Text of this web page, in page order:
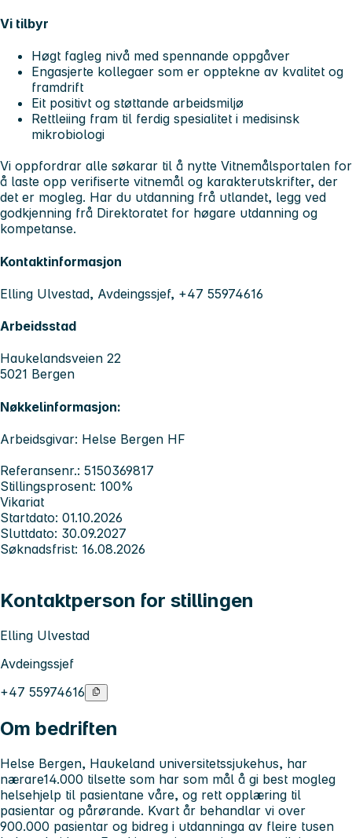
Vi tilbyr
Høgt fagleg nivå med spennande oppgåver
Engasjerte kollegaer som er opptekne av kvalitet og
framdrift
Eit positivt og støttande arbeidsmiljø
Rettleiing fram til ferdig spesialitet i medisinsk
mikrobiologi
Vi oppfordrar alle søkarar til å nytte Vitnemålsportalen for
å laste opp verifiserte vitnemål og karakterutskrifter, der
det er mogleg. Har du utdanning frå utlandet, legg ved
godkjenning frå Direktoratet for høgare utdanning og
kompetanse.
Kontaktinformasjon
Elling Ulvestad, Avdeingssjef, +47 55974616
Arbeidsstad
Haukelandsveien 22
5021 Bergen
Nøkkelinformasjon:
Arbeidsgivar: Helse Bergen HF
Referansenr.: 5150369817
Stillingsprosent: 100%
Vikariat
Startdato: 01.10.2026
Sluttdato: 30.09.2027
Søknadsfrist: 16.08.2026
Kontaktperson for stillingen
Elling Ulvestad
Avdeingssjef
+47 55974616
Om bedriften
Helse Bergen, Haukeland universitetssjukehus, har
nærare14.000 tilsette som har som mål å gi best mogleg
helsehjelp til pasientane våre, og rett opplæring til
pasientar og pårørande. Kvart år behandlar vi over
900.000 pasientar og bidreg i utdanninga av fleire tusen